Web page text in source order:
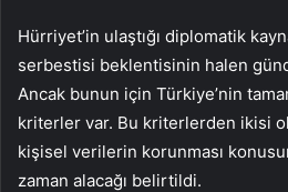
Hürriyet’in ulaştığı diplomatik
serbestisi beklentisinin halen
Ancak bunun için Türkiye’nin
kriterler var. Bu kriterlerden ikisi
kişisel verilerin korunması
zaman alacağı belirtildi.